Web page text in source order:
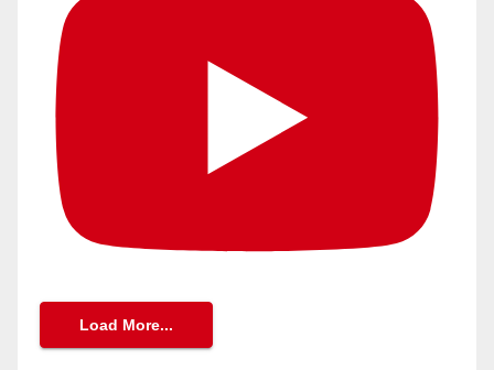
Load More...